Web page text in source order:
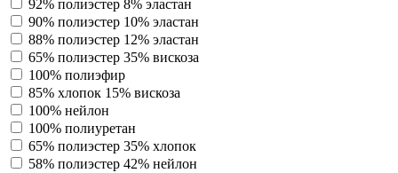
92% полиэстер 8% эластан
90% полиэстер 10% эластан
88% полиэстер 12% эластан
65% полиэстер 35% вискоза
100% полиэфир
85% хлопок 15% вискоза
100% нейлон
100% полиуретан
65% полиэстер 35% хлопок
58% полиэстер 42% нейлон